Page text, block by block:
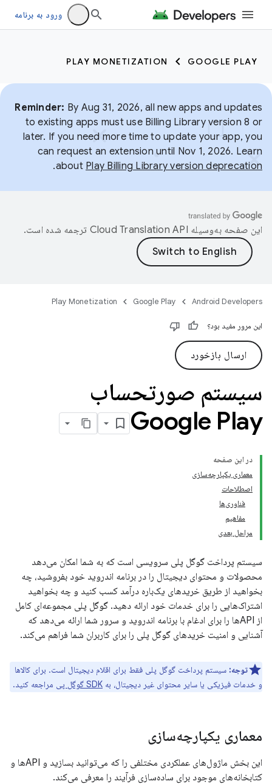
ورود به برنامه
GOOGLE PLAY
PLAY MONETIZATION
Reminder: By Aug 31, 2026, all new apps and updates
to existing apps must use Billing Library version 8 or
later. If you need more time to update your app, you
can request an extension until Nov 1, 2026. Learn
about Play Billing Library version deprecation
.
این صفحه به‌وسیله ترجمه شده است.
Android Developers
Google Play
Play Monetization
این مرور مفید بود؟
ارسال بازخورد
سیستم صورتحساب
Google Play
در این صفحه
معماری یکپارچه‌سازی
اصطلاحات
فناوری‌ها
مفاهیم
مراحل بعدی
سیستم پرداخت گوگل پلی سرویسی است که به شما امکان می‌دهد
محصولات و محتوای دیجیتال را در برنامه اندروید خود بفروشید، چه
بخواهید از طریق خریدهای یک‌باره درآمد کسب کنید و چه بخواهید
اشتراک‌هایی را برای خدمات خود ارائه دهید. گوگل پلی مجموعه‌ای کامل
از APIها را برای ادغام با برنامه اندروید و سرور شما ارائه می‌دهد که
آشنایی و امنیت خریدهای گوگل پلی را برای کاربران شما فراهم می‌کند.
توجه: سیستم پرداخت گوگل پلی فقط برای اقلام دیجیتال است. برای کالاها
و خدمات فیزیکی یا سایر محتوای غیر دیجیتال، به SDK گوگل پی مراجعه کنید.
معماری یکپارچه‌سازی
این بخش ماژول‌های عملکردی مختلفی را که می‌توانید بسازید و APIها و
کتابخانه‌های موجود برای ساده‌سازی فرآیند را معرفی می‌کند.